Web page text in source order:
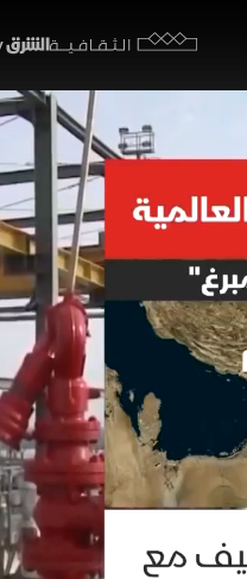
الثقافية
12 مايو 2026
تقارير
توضح
بفضل قدرة
الطلب
الاستهلاك
تقارير الشرق